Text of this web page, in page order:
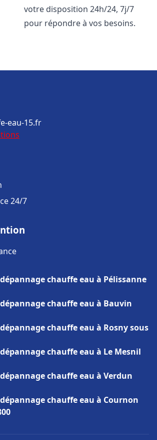
votre disposition 24h/24, 7j/7
pour répondre à vos besoins.
eau-15.fr
24/7
chauffe eau à Pélissanne
chauffe eau à Bauvin
chauffe eau à Rosny sous
chauffe eau à Le Mesnil
chauffe eau à Verdun
chauffe eau à Cournon